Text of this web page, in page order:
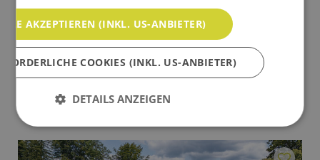
Perfekt für kreative Team-Events, Ski-Action und
unvergessliche Erlebnisse. Ihre professionelle
Eventlocation für Veranstaltungen bis zu 200 Personen!
Webseite
AKZEPTIEREN (INKL. US-ANBIETER)
COOKIES (INKL. US-ANBIETER)
DETAILS ANZEIGEN